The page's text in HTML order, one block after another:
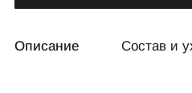
Описание Состав и